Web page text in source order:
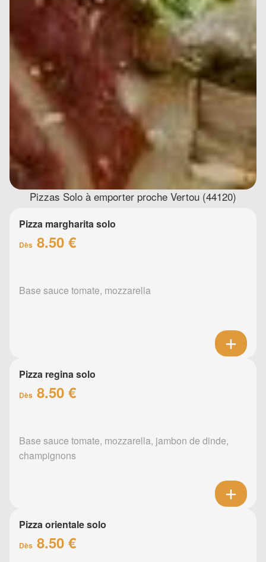
Pizzas Solo à emporter proche Vertou (44120)
Pizza margharita solo
Dès 8.50 €
Base sauce tomate, mozzarella
Pizza regina solo
Dès 8.50 €
Base sauce tomate, mozzarella, jambon de dinde,
champignons
Pizza orientale solo
Dès 8.50 €